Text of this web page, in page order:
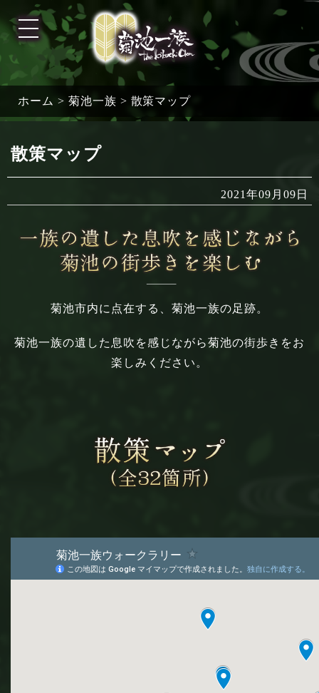
ホーム > 菊池一族 > 散策マップ
散策マップ
2021年09月09日
菊池市内に点在する、菊池一族の足跡。
菊池一族の遺した息吹を感じながら菊池の街歩きをお
楽しみください。